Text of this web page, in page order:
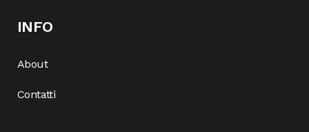
INFO
About
Contatti